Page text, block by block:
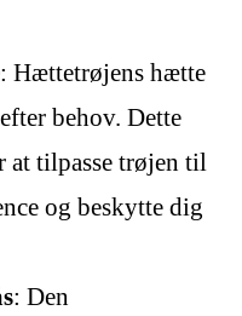
: Hættetrøjens hætte
behov. Dette
tilpasse trøjen til
og beskytte dig
: Den